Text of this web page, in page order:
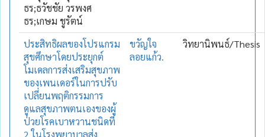
ธร;ธวัชชัย วรพงศ
ธร;เกษม ชูรัตน์
ประสิทธิผลของโปรแกรม
สุขศึกษาโดยประยุกต์
โมเดลการส่งเสริมสุขภาพ
ของเพนเดอร์ในการปรับ
เปลี่ยนพฤติกรรมการ
ดูแลสุขภาพตนเองของผู้
ป่วยโรคเบาหวานชนิดที่
2 ในโรงพยาบาลส่ง
ขวัญใจ
ลอยแก้ว.
วิทยานิพนธ์/Thesis